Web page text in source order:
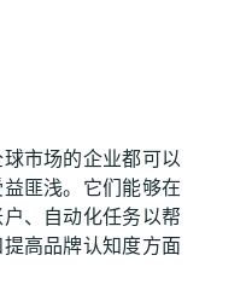
市场的企业都可以
匪浅。它们能够在
、自动化任务以帮
高品牌认知度方面